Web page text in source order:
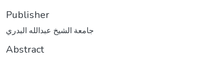
Publisher
جامعة الشيخ عبدالله البدري
Abstract